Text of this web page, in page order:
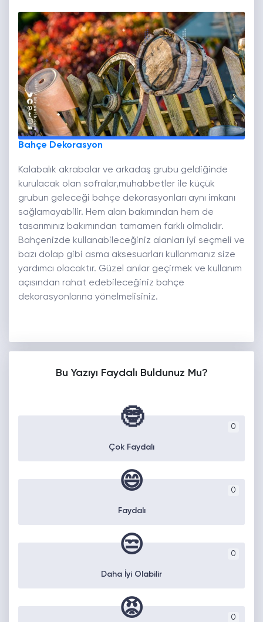
Bahçe Dekorasyon
Kalabalık akrabalar ve arkadaş grubu geldiğinde
kurulacak olan sofralar,muhabbetler ile küçük
grubun geleceği bahçe dekorasyonları aynı imkanı
sağlamayabilir. Hem alan bakımından hem de
tasarımınız bakımından tamamen farklı olmalıdır.
Bahçenizde kullanabileceğiniz alanları iyi seçmeli ve
bazı dolap gibi asma aksesuarları kullanmanız size
yardımcı olacaktır. Güzel anılar geçirmek ve kullanım
açısından rahat edebileceğiniz bahçe
dekorasyonlarına yönelmelisiniz.
Bu Yazıyı Faydalı Buldunuz Mu?
0
🤓
Çok Faydalı
0
😄
Faydalı
0
😒
Daha İyi Olabilir
0
😡